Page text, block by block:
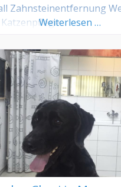
Zahnsteinentfernung
Weiterlesen …